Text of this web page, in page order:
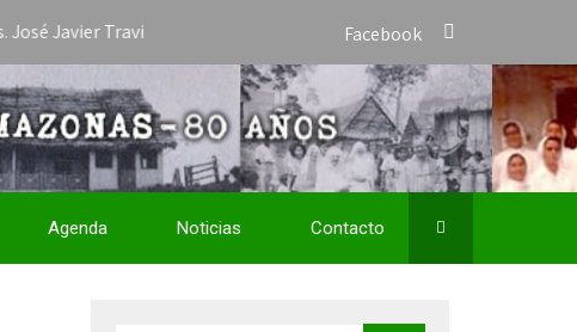
Travieso como Vicario Apostólico de San José del Amazonas y
Facebook
Agenda Noticias Contacto